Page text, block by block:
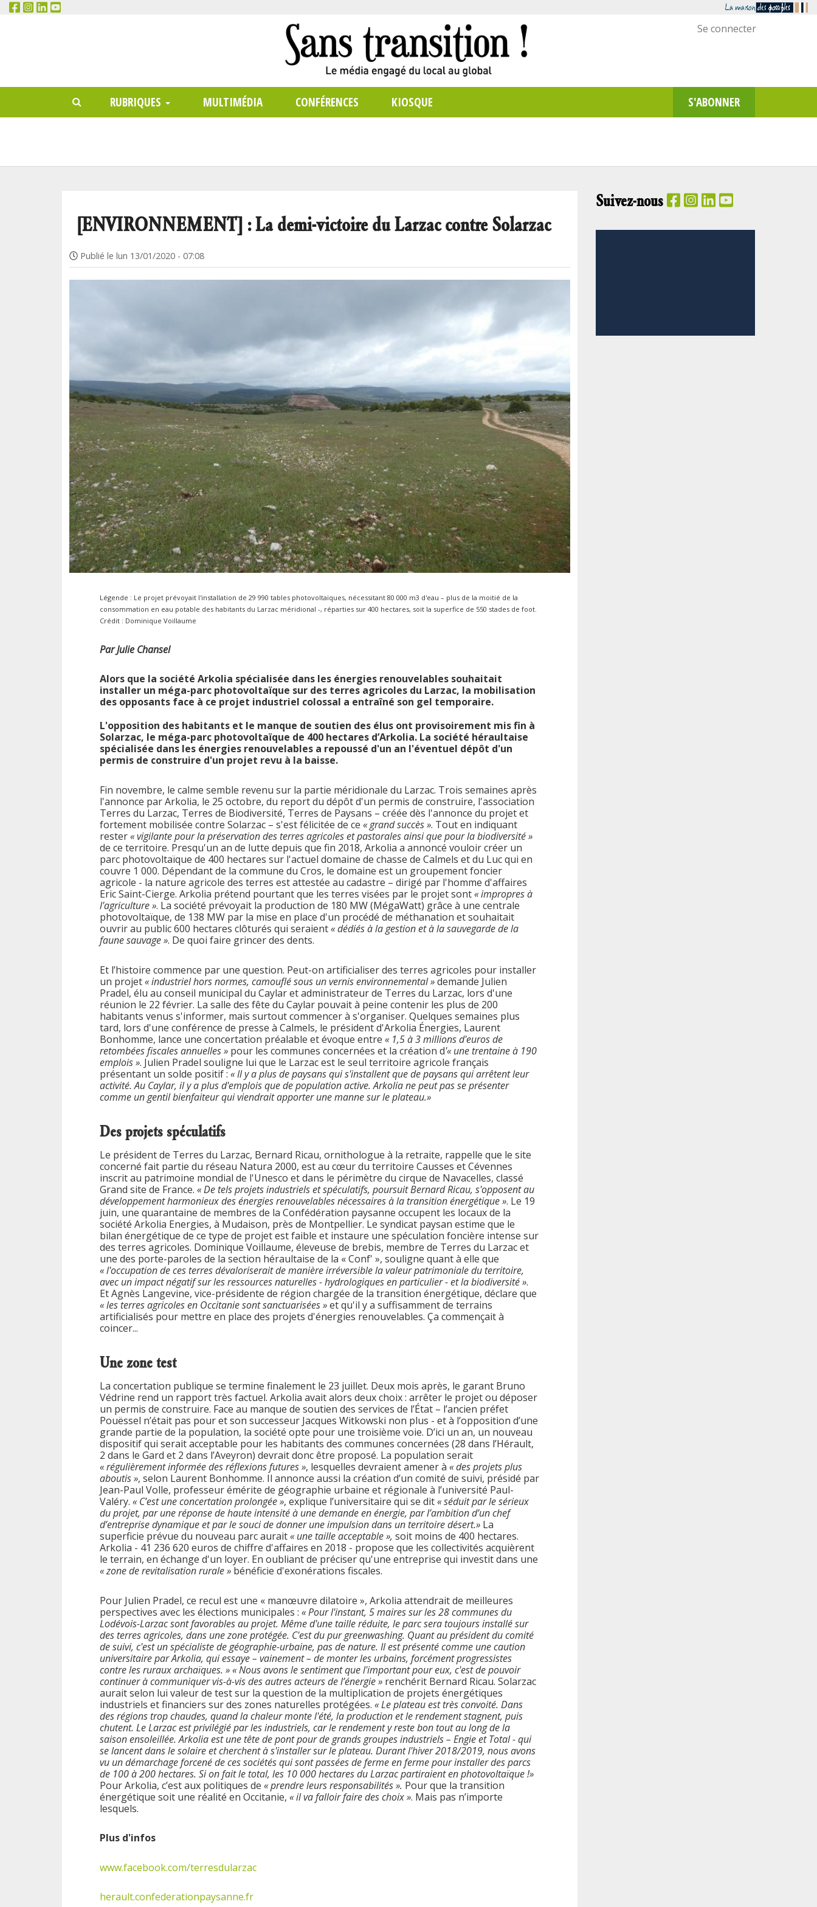
Menu
Se connecter
Main
menu
RECHERCHER
RUBRIQUES MULTIMÉDIA CONFÉRENCES KIOSQUE S'ABONNER
[ENVIRONNEMENT] : La demi-victoire du Larzac contre Solarzac
Publié le lun 13/01/2020 - 07:08
Légende : Le projet prévoyait l'installation de 29 990 tables photovoltaïques, nécessitant 80 000 m3 d'eau – plus de la moitié de la
consommation en eau potable des habitants du Larzac méridional -, réparties sur 400 hectares, soit la superfice de 550 stades de foot.
Crédit : Dominique Voillaume
Par Julie Chansel
Alors que la société Arkolia spécialisée dans les énergies renouvelables souhaitait
installer un méga-parc photovoltaïque sur des terres agricoles du Larzac, la mobilisation
des opposants face à ce projet industriel colossal a entraîné son gel temporaire.
L'opposition des habitants et le manque de soutien des élus ont provisoirement mis fin à
Solarzac, le méga-parc photovoltaïque de 400 hectares d’Arkolia. La société héraultaise
spécialisée dans les énergies renouvelables a repoussé d'un an l'éventuel dépôt d'un
permis de construire d'un projet revu à la baisse.
Fin novembre, le calme semble revenu sur la partie méridionale du Larzac. Trois semaines après
l'annonce par Arkolia, le 25 octobre, du report du dépôt d'un permis de construire, l'association
Terres du Larzac, Terres de Biodiversité, Terres de Paysans – créée dès l'annonce du projet et
fortement mobilisée contre Solarzac – s'est félicitée de ce « grand succès ». Tout en indiquant
rester« vigilante pour la préservation des terres agricoles et pastorales ainsi que pour la biodiversité »
de ce territoire. Presqu'un an de lutte depuis que fin 2018, Arkolia a annoncé vouloir créer un
parc photovoltaïque de 400 hectares sur l'actuel domaine de chasse de Calmels et du Luc qui en
couvre 1 000. Dépendant de la commune du Cros, le domaine est un groupement foncier
agricole - la nature agricole des terres est attestée au cadastre – dirigé par l'homme d'affaires
Eric Saint-Cierge. Arkolia prétend pourtant que les terres visées par le projet sont« impropres à
l'agriculture ». La société prévoyait la production de 180 MW (MégaWatt) grâce à une centrale
photovoltaïque, de 138 MW par la mise en place d'un procédé de méthanation et souhaitait
ouvrir au public 600 hectares clôturés qui seraient« dédiés à la gestion et à la sauvegarde de la
faune sauvage ». De quoi faire grincer des dents.
Et l’histoire commence par une question. Peut-on artificialiser des terres agricoles pour installer
un projet« industriel hors normes, camouflé sous un vernis environnemental »demande Julien
Pradel, élu au conseil municipal du Caylar et administrateur de Terres du Larzac, lors d'une
réunion le 22 février. La salle des fête du Caylar pouvait à peine contenir les plus de 200
habitants venus s'informer, mais surtout commencer à s'organiser. Quelques semaines plus
tard, lors d'une conférence de presse à Calmels, le président d'Arkolia Énergies, Laurent
Bonhomme, lance une concertation préalable et évoque entre « 1,5 à 3 millions d'euros de
retombées fiscales annuelles » pour les communes concernées et la création d'« une trentaine à 190
emplois ». Julien Pradel souligne lui que le Larzac est le seul territoire agricole français
présentant un solde positif : « Il y a plus de paysans qui s'installent que de paysans qui arrêtent leur
activité. Au Caylar, il y a plus d'emplois que de population active. Arkolia ne peut pas se présenter
comme un gentil bienfaiteur qui viendrait apporter une manne sur le plateau.»
Des projets spéculatifs
Le président de Terres du Larzac, Bernard Ricau, ornithologue à la retraite, rappelle que le site
concerné fait partie du réseau Natura 2000, est au cœur du territoire Causses et Cévennes
inscrit au patrimoine mondial de l'Unesco et dans le périmètre du cirque de Navacelles, classé
Grand site de France. « De tels projets industriels et spéculatifs, poursuit Bernard Ricau, s'opposent au
développement harmonieux des énergies renouvelables nécessaires à la transition énergétique ». Le 19
juin, une quarantaine de membres de la Confédération paysanne occupent les locaux de la
société Arkolia Energies, à Mudaison, près de Montpellier. Le syndicat paysan estime que le
bilan énergétique de ce type de projet est faible et instaure une spéculation foncière intense sur
des terres agricoles. Dominique Voillaume, éleveuse de brebis, membre de Terres du Larzac et
une des porte-paroles de la section héraultaise de la « Conf' », souligne quant à elle que
« l'occupation de ces terres dévaloriserait de manière irréversible la valeur patrimoniale du territoire,
avec un impact négatif sur les ressources naturelles - hydrologiques en particulier - et la biodiversité ».
Et Agnès Langevine, vice-présidente de région chargée de la transition énergétique, déclare que
« les terres agricoles en Occitanie sont sanctuarisées »et qu'il y a suffisamment de terrains
artificialisés pour mettre en place des projets d'énergies renouvelables. Ça commençait à
coincer...
Une zone test
La concertation publique se termine finalement le 23 juillet. Deux mois après, le garant Bruno
Védrine rend un rapport très factuel. Arkolia avait alors deux choix : arrêter le projet ou déposer
un permis de construire. Face au manque de soutien des services de l’État – l’ancien préfet
Pouëssel n’était pas pour et son successeur Jacques Witkowski non plus - et à l’opposition d’une
grande partie de la population, la société opte pour une troisième voie. D’ici un an, un nouveau
dispositif qui serait acceptable pour les habitants des communes concernées (28 dans l’Hérault,
2 dans le Gard et 2 dans l’Aveyron) devrait donc être proposé. La population serait
« régulièrement informée des réflexions futures », lesquelles devraient amener à « des projets plus
aboutis », selon Laurent Bonhomme. Il annonce aussi la création d’un comité de suivi, présidé par
Jean-Paul Volle, professeur émérite de géographie urbaine et régionale à l’université Paul-
Valéry. « C’est une concertation prolongée », explique l’universitaire qui se dit« séduit par le sérieux
du projet, par une réponse de haute intensité à une demande en énergie, par l’ambition d’un chef
d’entreprise dynamique et par le souci de donner une impulsion dans un territoire désert.» La
superficie prévue du nouveau parc aurait« une taille acceptable », soit moins de 400 hectares.
Arkolia - 41 236 620 euros de chiffre d'affaires en 2018 - propose que les collectivités acquièrent
le terrain, en échange d'un loyer. En oubliant de préciser qu'une entreprise qui investit dans une
« zone de revitalisation rurale » bénéficie d'exonérations fiscales.
Pour Julien Pradel, ce recul est une « manœuvre dilatoire », Arkolia attendrait de meilleures
perspectives avec les élections municipales : « Pour l'instant, 5 maires sur les 28 communes du
Lodévois-Larzac sont favorables au projet. Même d'une taille réduite, le parc sera toujours installé sur
des terres agricoles, dans une zone protégée. C'est du pur greenwashing. Quant au président du comité
de suivi, c'est un spécialiste de géographie-urbaine, pas de nature. Il est présenté comme une caution
universitaire par Arkolia, qui essaye – vainement – de monter les urbains, forcément progressistes
contre les ruraux archaïques. »« Nous avons le sentiment que l'important pour eux, c'est de pouvoir
continuer à communiquer vis-à-vis des autres acteurs de l’énergie » renchérit Bernard Ricau. Solarzac
aurait selon lui valeur de test sur la question de la multiplication de projets énergétiques
industriels et financiers sur des zones naturelles protégées. « Le plateau est très convoité. Dans
des régions trop chaudes, quand la chaleur monte l'été, la production et le rendement stagnent, puis
chutent. Le Larzac est privilégié par les industriels, car le rendement y reste bon tout au long de la
saison ensoleillée. Arkolia est une tête de pont pour de grands groupes industriels – Engie et Total - qui
se lancent dans le solaire et cherchent à s'installer sur le plateau. Durant l'hiver 2018/2019, nous avons
vu un démarchage forcené de ces sociétés qui sont passées de ferme en ferme pour installer des parcs
de 100 à 200 hectares. Si on fait le total, les 10 000 hectares du Larzac partiraient en photovoltaïque !»
Pour Arkolia, c’est aux politiques de « prendre leurs responsabilités ». Pour que la transition
énergétique soit une réalité en Occitanie, « il va falloir faire des choix ». Mais pas n’importe
lesquels.
Plus d'infos
www.facebook.com/terresdularzac
herault.confederationpaysanne.fr
Suivez-nous